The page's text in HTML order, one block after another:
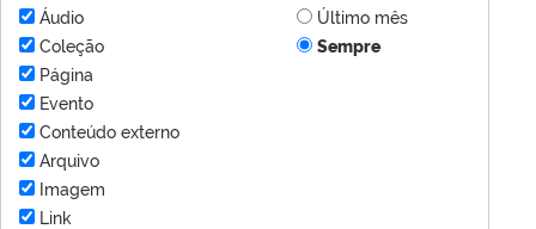
Áudio
Coleção
Página
Evento
Conteúdo externo
Arquivo
Imagem
Link
Último mês
Sempre